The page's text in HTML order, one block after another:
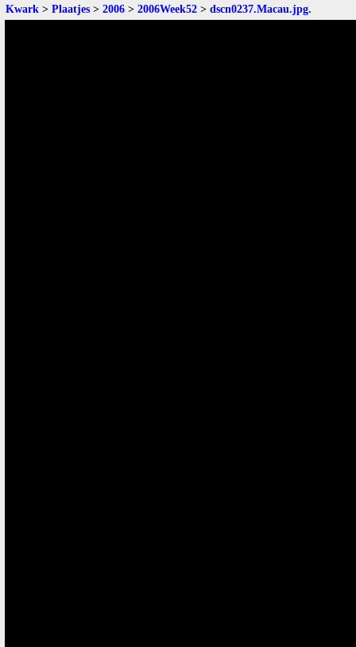
Kwark > Plaatjes > 2006 > 2006Week52 > dscn0237.Macau.jpg.